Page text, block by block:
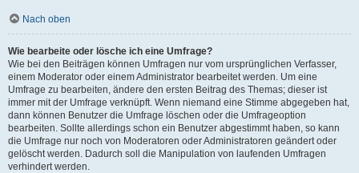
Nach oben
Wie bearbeite oder lösche ich eine Umfrage?
Wie bei den Beiträgen können Umfragen nur vom ursprünglichen Verfasser,
einem Moderator oder einem Administrator bearbeitet werden. Um eine
Umfrage zu bearbeiten, ändere den ersten Beitrag des Themas; dieser ist
immer mit der Umfrage verknüpft. Wenn niemand eine Stimme abgegeben hat,
dann können Benutzer die Umfrage löschen oder die Umfrageoption
bearbeiten. Sollte allerdings schon ein Benutzer abgestimmt haben, so kann
die Umfrage nur noch von Moderatoren oder Administratoren geändert oder
gelöscht werden. Dadurch soll die Manipulation von laufenden Umfragen
verhindert werden.